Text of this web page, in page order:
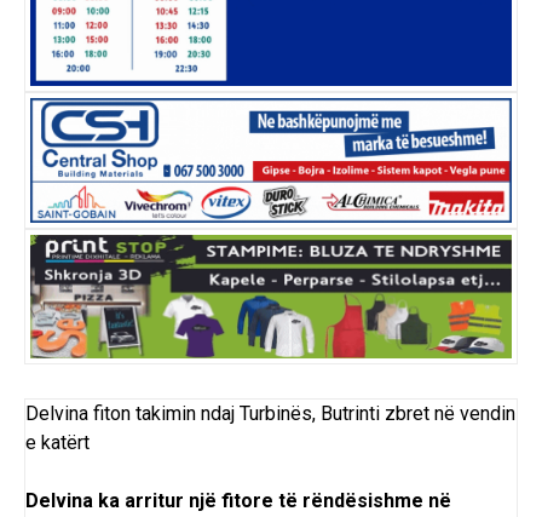
Delvina fiton takimin ndaj Turbinës, Butrinti zbret në vendin
e katërt
Delvina ka arritur një fitore të rëndësishme në